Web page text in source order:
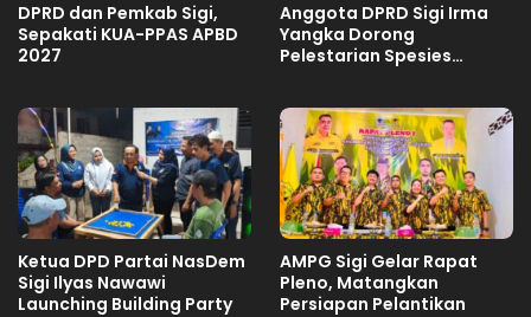
DPRD dan Pemkab Sigi,
Sepakati KUA-PPAS APBD
2027
Anggota DPRD Sigi Irma
Yangka Dorong
Pelestarian Spesies
Ketua DPD Partai NasDem
Sigi Ilyas Nawawi
Launching Building Party
AMPG Sigi Gelar Rapat
Pleno, Matangkan
Persiapan Pelantikan